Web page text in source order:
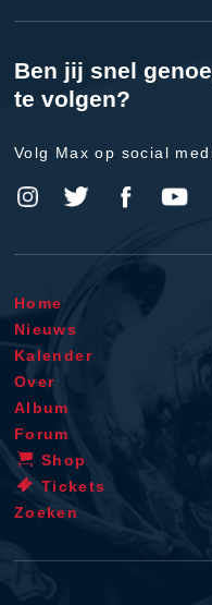
Ben jij snel
te volgen?
Volg Max op social
Home
Nieuws
Kalender
Over
Album
Forum
Shop
Tickets
Zoeken